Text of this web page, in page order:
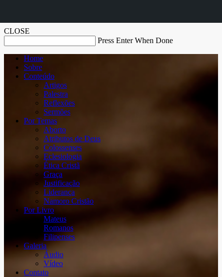
CLOSE
Press Enter When Done
Home
Sobre
Conteúdo
Artigos
Palestra
Reflexões
Sermões
Por Temas
Aborto
Atributos de Deus
Colossenses
Eclesiologia
Ética Cristã
Graça
Justificação
Liderança
Namoro Cristão
Por Livro
Mateus
Romanos
Filipenses
Galeria
Áudio
Vídeo
Contato